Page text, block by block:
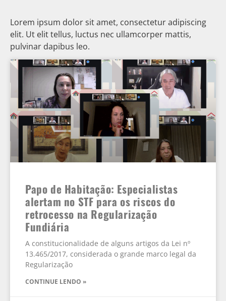
Lorem ipsum dolor sit amet, consectetur adipiscing
elit. Ut elit tellus, luctus nec ullamcorper mattis,
pulvinar dapibus leo.
Papo de Habitação: Especialistas
alertam no STF para os riscos do
retrocesso na Regularização
Fundiária
A constitucionalidade de alguns artigos da Lei nº
13.465/2017, considerada o grande marco legal da
Regularização
CONTINUE LENDO »